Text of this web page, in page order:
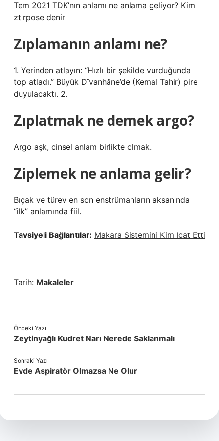
Tem 2021 TDK’nın anlamı ne anlama geliyor? Kim
ztirpose denir
Zıplamanın anlamı ne?
1. Yerinden atlayın: “Hızlı bir şekilde vurduğunda
top atladı.” Büyük Dîvanhâne’de (Kemal Tahir) pire
duyulacaktı. 2.
Zıplatmak ne demek argo?
Argo aşk, cinsel anlam birlikte olmak.
Ziplemek ne anlama gelir?
Bıçak ve türev en son enstrümanların aksanında
“ilk” anlamında fiil.
Tavsiyeli Bağlantılar: Makara Sistemini Kim Icat Etti
Tarih: Makaleler
Önceki Yazı
Zeytinyağlı Kudret Narı Nerede Saklanmalı
Sonraki Yazı
Evde Aspiratör Olmazsa Ne Olur